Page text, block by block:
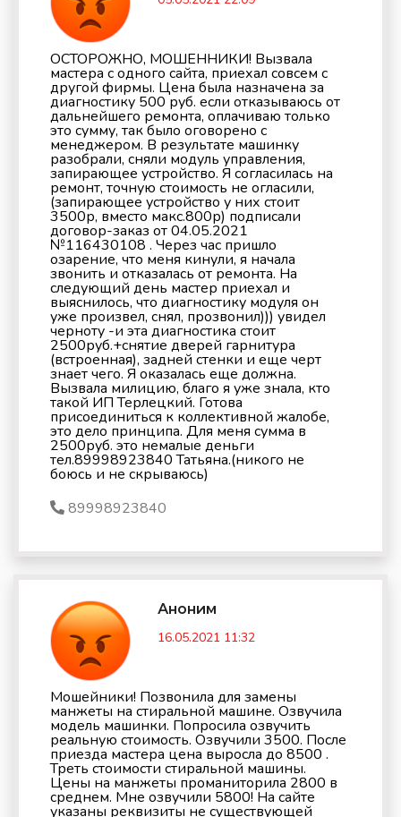
ОСТОРОЖНО, МОШЕННИКИ! Вызвала
мастера с одного сайта, приехал совсем с
другой фирмы. Цена была назначена за
диагностику 500 руб. если отказываюсь от
дальнейшего ремонта, оплачиваю только
это сумму, так было оговорено с
менеджером. В результате машинку
разобрали, сняли модуль управления,
запирающее устройство. Я согласилась на
ремонт, точную стоимость не огласили,
(запирающее устройство у них стоит
3500р, вместо макс.800р) подписали
договор-заказ от 04.05.2021
№116430108 . Через час пришло
озарение, что меня кинули, я начала
звонить и отказалась от ремонта. На
следующий день мастер приехал и
выяснилось, что диагностику модуля он
уже произвел, снял, прозвонил))) увидел
черноту -и эта диагностика стоит
2500руб.+снятие дверей гарнитура
(встроенная), задней стенки и еще черт
знает чего. Я оказалась еще должна.
Вызвала милицию, благо я уже знала, кто
такой ИП Терлецкий. Готова
присоединиться к коллективной жалобе,
это дело принципа. Для меня сумма в
2500руб. это немалые деньги
тел.89998923840 Татьяна.(никого не
боюсь и не скрываюсь)
89998923840
Аноним
16.05.2021 11:32
Мошейники! Позвонила для замены
манжеты на стиральной машине. Озвучила
модель машинки. Попросила озвучить
реальную стоимость. Озвучили 3500. После
приезда мастера цена выросла до 8500 .
Треть стоимости стиральной машины.
Цены на манжеты проманиторила 2800 в
среднем. Мне озвучили 5800! На сайте
указаны реквизиты не существующей